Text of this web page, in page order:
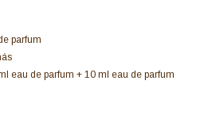
parfum
eau de parfum + 10 ml eau de parfum